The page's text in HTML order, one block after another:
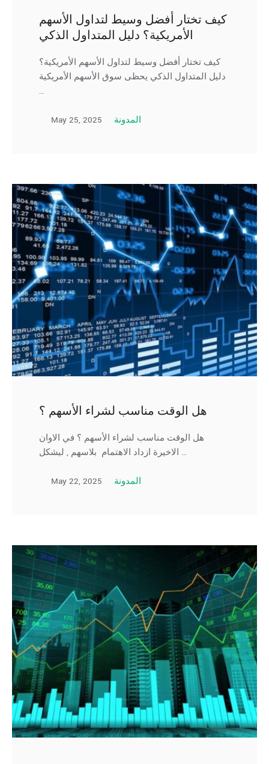
كيف تختار أفضل وسيط لتداول الأسهم
الأمريكية؟ دليل المتداول الذكي
كيف تختار أفضل وسيط لتداول الأسهم الأمريكية؟
دليل المتداول الذكي يحظى سوق الأسهم الأمريكية
…
May 25, 2025 المدونة
هل الوقت مناسب لشراء الأسهم ؟
هل الوقت مناسب لشراء الأسهم ؟ في الاوان
الاخيرة ازداد الاهتمام بلاسهم , ليشكل …
May 22, 2025 المدونة